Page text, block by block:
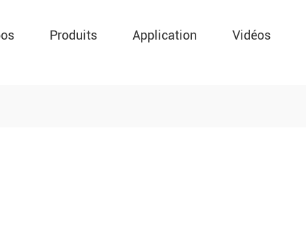
Produits Application Vidéos